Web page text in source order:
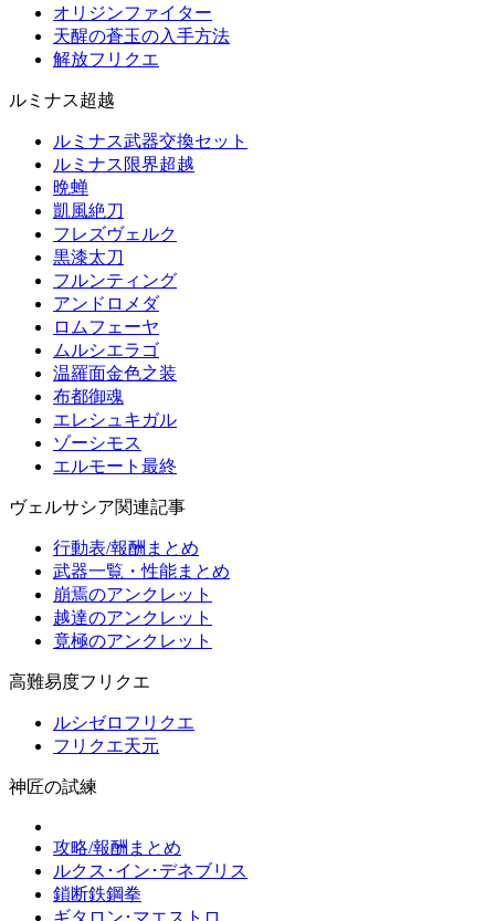
オリジンファイター
天醒の蒼玉の入手方法
解放フリクエ
ルミナス超越
ルミナス武器交換セット
ルミナス限界超越
晩蝉
凱風絶刀
フレズヴェルク
黒漆太刀
フルンティング
アンドロメダ
ロムフェーヤ
ムルシエラゴ
温羅面金色之装
布都御魂
エレシュキガル
ゾーシモス
エルモート最終
ヴェルサシア関連記事
行動表/報酬まとめ
武器一覧・性能まとめ
崩焉のアンクレット
越達のアンクレット
竟極のアンクレット
高難易度フリクエ
ルシゼロフリクエ
フリクエ天元
神匠の試練
攻略/報酬まとめ
ルクス･イン･デネブリス
鎖断鉄鋼拳
ギタロン･マエストロ